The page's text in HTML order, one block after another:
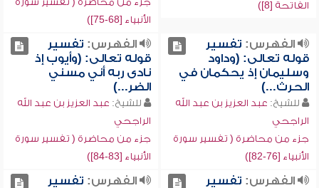
الفاتحة [8])
الأنبياء [68-75])
الفهرس: تفسير
قوله تعالى: (وداود
وسليمان إذ يحكمان في
الحرث...)
للشيخ: عبد العزيز بن عبد الله
الراجحي
جزء من محاضرة ( تفسير سورة
الأنبياء [76-82])
الفهرس: تفسير
قوله تعالى: (وأيوب إذ
نادى ربه أني مسني
الضر...)
للشيخ: عبد العزيز بن عبد الله
الراجحي
جزء من محاضرة ( تفسير سورة
الأنبياء [83-84])
الفهرس: تفسير
الفهرس: تفسير